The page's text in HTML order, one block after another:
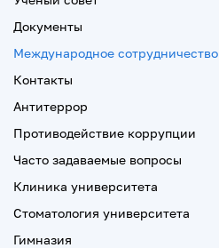
Документы
Международное сотрудничество
Контакты
Антитеррор
Противодействие коррупции
Часто задаваемые вопросы
Клиника университета
Стоматология университета
Гимназия